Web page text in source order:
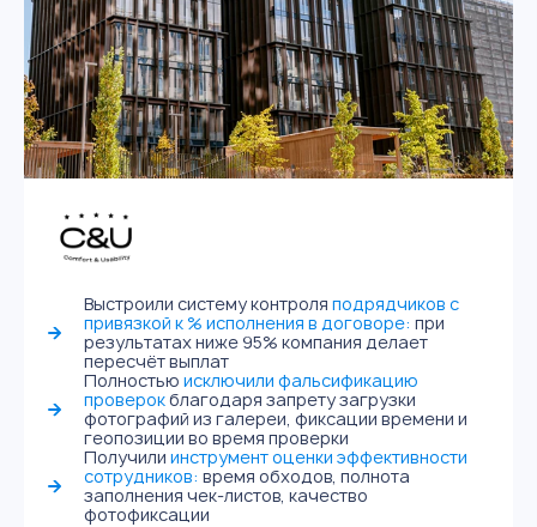
Выстроили систему контроля подрядчиков с
привязкой к % исполнения в договоре: при
результатах ниже 95% компания делает
пересчёт выплат
Полностью исключили фальсификацию
проверокблагодаря запрету загрузки
фотографий из галереи, фиксации времени и
геопозиции во время проверки
Получили инструмент оценки эффективности
сотрудников: время обходов, полнота
заполнения чек-листов, качество
фотофиксации